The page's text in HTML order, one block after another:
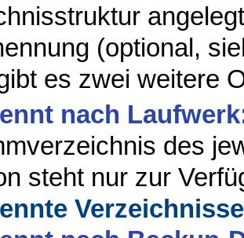
(optional,
es zwei weitere
nach
des
steht nur zur